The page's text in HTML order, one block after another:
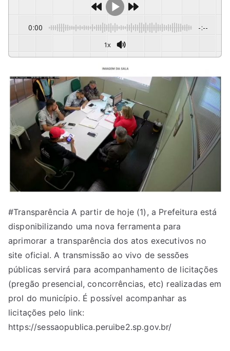
0:00 -:--
1x
#Transparência A partir de hoje (1), a Prefeitura está
disponibilizando uma nova ferramenta para
aprimorar a transparência dos atos executivos no
site oficial. A transmissão ao vivo de sessões
públicas servirá para acompanhamento de licitações
(pregão presencial, concorrências, etc) realizadas em
prol do município. É possível acompanhar as
licitações pelo link:
https://sessaopublica.peruibe2.sp.gov.br/